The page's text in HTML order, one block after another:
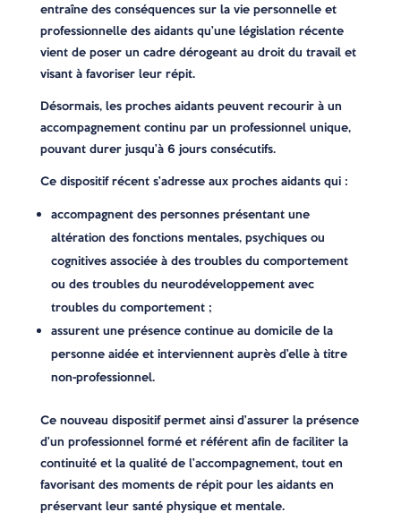
entraîne des conséquences sur la vie personnelle et
professionnelle des aidants qu’une législation récente
vient de poser un cadre dérogeant au droit du travail et
visant à favoriser leur répit.
Désormais, les proches aidants peuvent recourir à un
accompagnement continu par un professionnel unique,
pouvant durer jusqu’à 6 jours consécutifs.
Ce dispositif récent s’adresse aux proches aidants qui :
accompagnent des personnes présentant une
altération des fonctions mentales, psychiques ou
cognitives associée à des troubles du comportement
ou des troubles du neurodéveloppement avec
troubles du comportement ;
assurent une présence continue au domicile de la
personne aidée et interviennent auprès d’elle à titre
non-professionnel.
Ce nouveau dispositif permet ainsi d’assurer la présence
d’un professionnel formé et référent afin de faciliter la
continuité et la qualité de l’accompagnement, tout en
favorisant des moments de répit pour les aidants en
préservant leur santé physique et mentale.